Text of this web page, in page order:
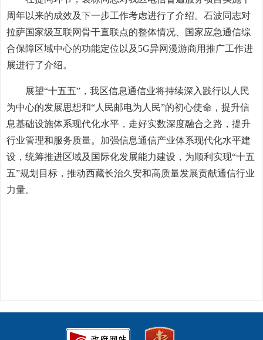
周年以来的成效及下一步工作考虑进行了介绍。石波同志对
拉萨国家级互联网骨干直联点的整体情况、国家应急通信综
合保障区域中心的功能定位以及5G异网漫游商用推广工作进
展进行了介绍。
展望“十五五”，我区信息通信业将持续深入践行以人民
为中心的发展思想和“人民邮电为人民”的初心使命，提升信
息基础设施体系现代化水平，走好实数深度融合之路，提升
行业管理和服务质量。加强信息通信产业体系现代化水平建
设，统筹推进区域及国际化发展能力建设，为顺利实现“十五
五”规划目标，推动西藏长治久安和高质量发展贡献通信行业
力量。